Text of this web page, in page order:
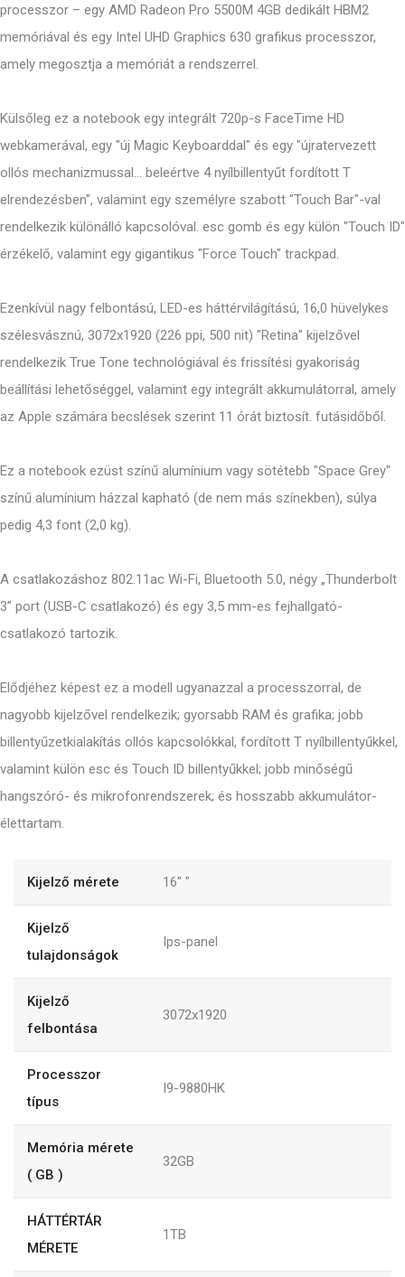
processzor – egy AMD Radeon Pro 5500M 4GB dedikált HBM2
memóriával és egy Intel UHD Graphics 630 grafikus processzor,
amely megosztja a memóriát a rendszerrel.
Külsőleg ez a notebook egy integrált 720p-s FaceTime HD
webkamerával, egy "új Magic Keyboarddal" és egy "újratervezett
ollós mechanizmussal... beleértve 4 nyílbillentyűt fordított T
elrendezésben", valamint egy személyre szabott "Touch Bar"-val
rendelkezik különálló kapcsolóval. esc gomb és egy külön "Touch ID"
érzékelő, valamint egy gigantikus "Force Touch" trackpad.
Ezenkívül nagy felbontású, LED-es háttérvilágítású, 16,0 hüvelykes
szélesvásznú, 3072x1920 (226 ppi, 500 nit) "Retina" kijelzővel
rendelkezik True Tone technológiával és frissítési gyakoriság
beállítási lehetőséggel, valamint egy integrált akkumulátorral, amely
az Apple számára becslések szerint 11 órát biztosít. futásidőből.
Ez a notebook ezüst színű alumínium vagy sötétebb "Space Grey"
színű alumínium házzal kapható (de nem más színekben), súlya
pedig 4,3 font (2,0 kg).
A csatlakozáshoz 802.11ac Wi-Fi, Bluetooth 5.0, négy „Thunderbolt
3” port (USB-C csatlakozó) és egy 3,5 mm-es fejhallgató-
csatlakozó tartozik.
Elődjéhez képest ez a modell ugyanazzal a processzorral, de
nagyobb kijelzővel rendelkezik; gyorsabb RAM és grafika; jobb
billentyűzetkialakítás ollós kapcsolókkal, fordított T nyílbillentyűkkel,
valamint külön esc és Touch ID billentyűkkel; jobb minőségű
hangszóró- és mikrofonrendszerek; és hosszabb akkumulátor-
élettartam.
Kijelző mérete 16" "
Kijelző
tulajdonságok
Ips-panel
Kijelző
felbontása
3072x1920
Processzor
típus
I9-9880HK
Memória mérete
( GB )
32GB
HÁTTÉRTÁR
MÉRETE
1TB